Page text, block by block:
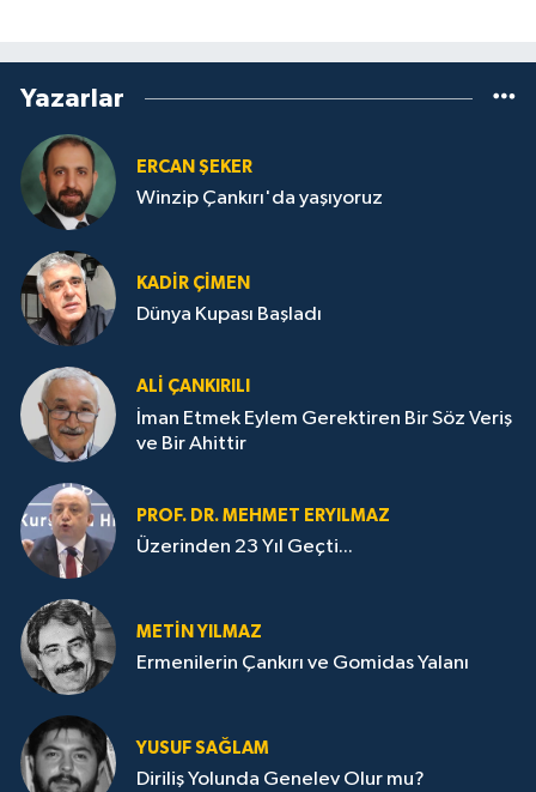
Yazarlar
ERCAN ŞEKER
Winzip Çankırı'da yaşıyoruz
KADIR ÇIMEN
Dünya Kupası Başladı
ALI ÇANKIRILI
İman Etmek Eylem Gerektiren Bir Söz Veriş
ve Bir Ahittir
PROF. DR. MEHMET ERYILMAZ
Üzerinden 23 Yıl Geçti...
METIN YILMAZ
Ermenilerin Çankırı ve Gomidas Yalanı
YUSUF SAĞLAM
Diriliş Yolunda Genelev Olur mu?